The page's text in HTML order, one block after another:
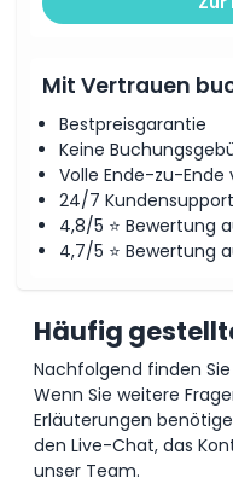
Mit Vertrauen
Bestpreisgarantie
Keine
Volle Ende-zu-Ende
24/7 Kundensupport
4,8/5 ⭐ Bewertung
4,7/5 ⭐ Bewertung
Häufig
Nachfolgend finden
Wenn Sie weitere
Erläuterungen
den Live-Chat, das
unser Team.